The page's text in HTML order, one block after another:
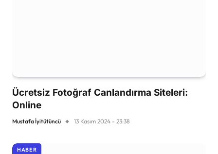
Ücretsiz Fotoğraf Canlandırma Siteleri:
Online
Mustafa İyitütüncü 13 Kasım 2024 - 23:38
HABER